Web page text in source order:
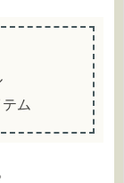
ム